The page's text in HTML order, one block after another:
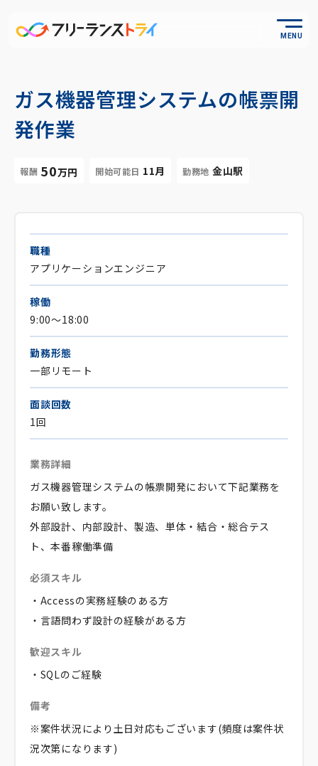
MENU
ガス機器管理システムの帳票開
発作業
報酬 50万円 開始可能日 11月 勤務地 金山駅
職種
アプリケーションエンジニア
稼働
9:00～18:00
勤務形態
一部リモート
面談回数
1回
業務詳細
ガス機器管理システムの帳票開発において下記業務を
お願い致します。
外部設計、内部設計、製造、単体・結合・総合テス
ト、本番稼働準備
必須スキル
・Accessの実務経験のある方
・言語問わず設計の経験がある方
歓迎スキル
・SQLのご経験
備考
※案件状況により土日対応もございます(頻度は案件状
況次第になります)